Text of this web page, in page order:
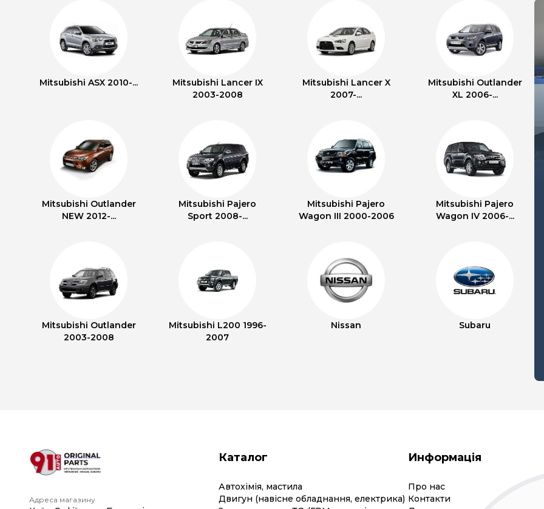
Mitsubishi ASX 2010-...
Mitsubishi Lancer IX
2003-2008
Mitsubishi Lancer X
2007-...
Mitsubishi Outlander
XL 2006-...
Mitsubishi Outlander
NEW 2012-...
Mitsubishi Pajero
Sport 2008-...
Mitsubishi Pajero
Wagon III 2000-2006
Mitsubishi Pajero
Wagon IV 2006-...
Mitsubishi Outlander
2003-2008
Mitsubishi L200 1996-
2007
Nissan Subaru
Адреса магазину
Каталог
Автохімія, мастила
Двигун (навісне обладнання, електрика)
Информація
Про нас
Контакти